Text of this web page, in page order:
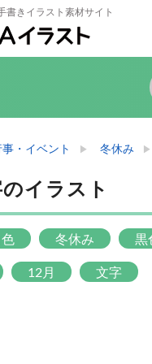
書きイラスト素材サイト
事・イベント 冬休み
イラスト
冬休み 黒
12月 文字